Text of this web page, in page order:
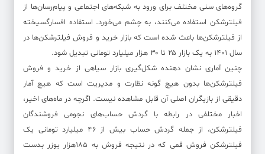
گروه‌های سنی مختلف برای ورود به شبکه‌های اجتماعی و پیام‌رسان‌ها از
فیلترشکن استفاده می‌کنند، به چشم می‌خورد. استفاده افسارگسیخته
از فیلترشکن‌ها باعث شده است که بازار خرید و فروش فیلترشکن‌ها در
سال ۱۴۰۱ به یک بازار ۲۵ تا ۳۰ هزار میلیارد تومانی تبدیل شود.
چنین آماری نشان دهنده شکل‌گیری بازار سیاهی از خرید و فروش
فیلترشکن‌ها بدون هیچ گونه نظارت و مدیریت است که هیچ آمار
دقیقی از بازیگران اصلی آن قابل مشاهده نیست. اگرچه در ماه‌های اخیر،
اخبار مختلفی در رابطه با گردش حساب‌های نجومی فروشندگان
فیلترشکن، از جمله گردش حساب بیش از ۴۶ میلیارد تومانی یک
فیلترشکن فروش قمی که در نتیجه فروش به ۱۸۵هزار یوزر بدست